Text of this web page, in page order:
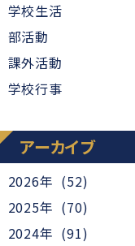
学校生活
部活動
課外活動
学校行事
アーカイブ
2026年 (52)
2025年 (70)
2024年 (91)